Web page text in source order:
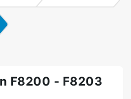
F8200 - F8203